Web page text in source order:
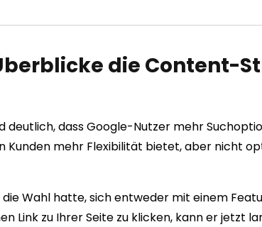
die Content-
deutlich, dass Google-Nutzer mehr
Kunden mehr Flexibilität bietet, aber nicht
Wahl hatte, sich entweder mit einem
Link zu Ihrer Seite zu klicken, kann er jetzt